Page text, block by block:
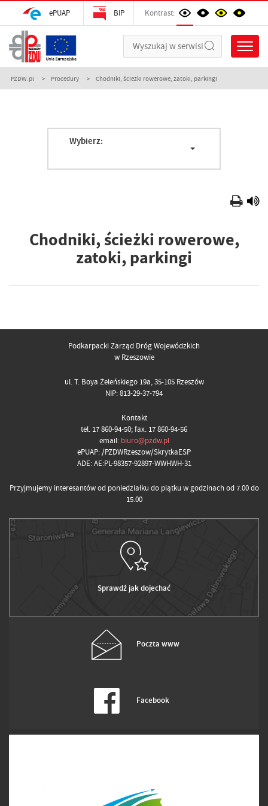
ePUAP BIP Kontrast:
PZDW.pl Procedury Chodniki, ścieżki rowerowe, zatoki, parkingi
Wybierz:
Chodniki, ścieżki rowerowe,
zatoki, parkingi
Podkarpacki Zarząd Dróg Wojewódzkich
w Rzeszowie
ul. T. Boya Żeleńskiego 19a, 35-105 Rzeszów
NIP: 813-29-37-794
Kontakt
tel. 17 860-94-50; fax. 17 860-94-56
email: biuro@pzdw.pl
ePUAP: /PZDWRzeszow/SkrytkaESP
ADE: AE:PL-98357-92897-WWHWH-31
Przyjmujemy interesantów od poniedziałku do piątku w godzinach od 7.00 do
15.00
Sprawdź jak dojechać
Poczta www
Facebook